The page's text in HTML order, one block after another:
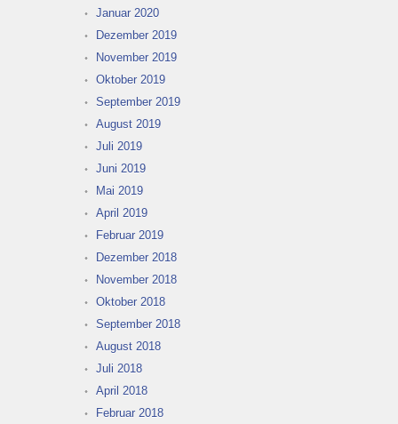
Januar 2020
Dezember 2019
November 2019
Oktober 2019
September 2019
August 2019
Juli 2019
Juni 2019
Mai 2019
April 2019
Februar 2019
Dezember 2018
November 2018
Oktober 2018
September 2018
August 2018
Juli 2018
April 2018
Februar 2018